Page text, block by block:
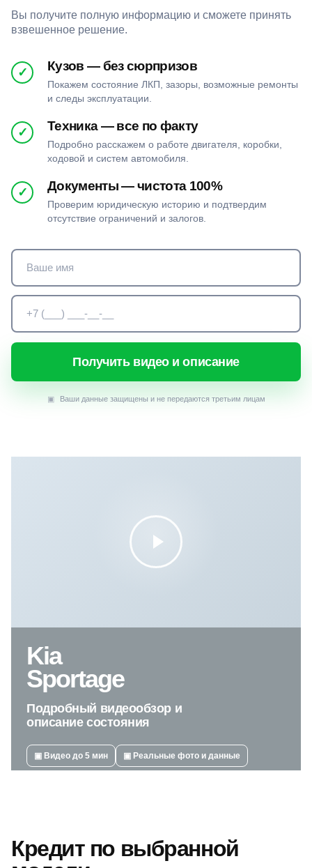
Вы получите полную информацию и сможете принять
взвешенное решение.
✓ Кузов — без сюрпризов
Покажем состояние ЛКП, зазоры, возможные ремонты
и следы эксплуатации.
✓ Техника — все по факту
Подробно расскажем о работе двигателя, коробки,
ходовой и систем автомобиля.
✓ Документы — чистота 100%
Проверим юридическую историю и подтвердим
отсутствие ограничений и залогов.
Получить видео и описание
▣ Ваши данные защищены и не передаются третьим лицам
Kia
Sportage
Подробный видеообзор и
описание состояния
▣ Видео до 5 мин ▣ Реальные фото и данные
Кредит по выбранной